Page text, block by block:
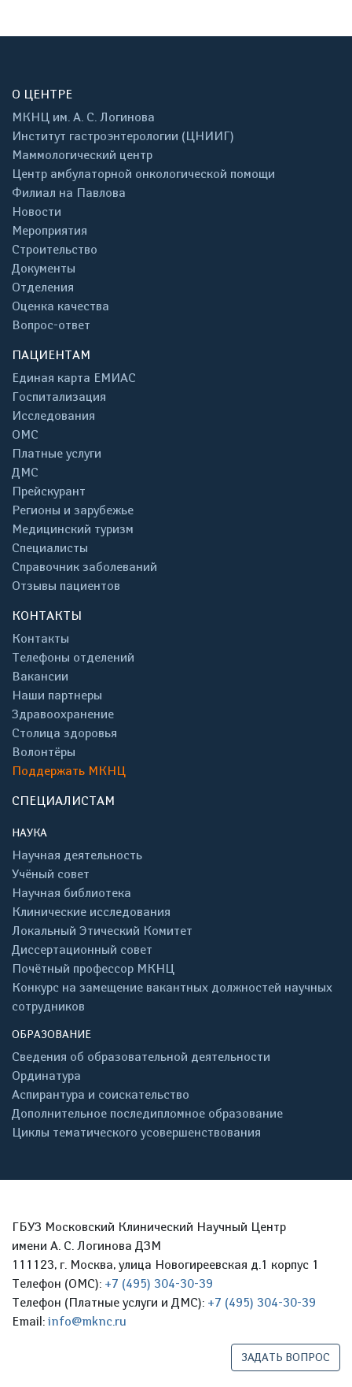
О ЦЕНТРЕ
МКНЦ им. А. С. Логинова
Институт гастроэнтерологии (ЦНИИГ)
Маммологический центр
Центр амбулаторной онкологической помощи
Филиал на Павлова
Новости
Мероприятия
Строительство
Документы
Отделения
Оценка качества
Вопрос-ответ
ПАЦИЕНТАМ
Единая карта ЕМИАС
Госпитализация
Исследования
ОМС
Платные услуги
ДМС
Прейскурант
Регионы и зарубежье
Медицинский туризм
Специалисты
Справочник заболеваний
Отзывы пациентов
КОНТАКТЫ
Контакты
Телефоны отделений
Вакансии
Наши партнеры
Здравоохранение
Столица здоровья
Волонтёры
Поддержать МКНЦ
СПЕЦИАЛИСТАМ
НАУКА
Научная деятельность
Учёный совет
Научная библиотека
Клинические исследования
Локальный Этический Комитет
Диссертационный совет
Почётный профессор МКНЦ
Конкурс на замещение вакантных должностей научных
сотрудников
ОБРАЗОВАНИЕ
Сведения об образовательной деятельности
Ординатура
Аспирантура и соискательство
Дополнительное последипломное образование
Циклы тематического усовершенствования
ГБУЗ Московский Клинический Научный Центр
имени А. С. Логинова ДЗМ
111123, г. Москва, улица Новогиреевская д.1 корпус 1
Телефон (ОМС): +7 (495) 304-30-39
Телефон (Платные услуги и ДМС): +7 (495) 304-30-39
Email: info@mknc.ru
ЗАДАТЬ ВОПРОС